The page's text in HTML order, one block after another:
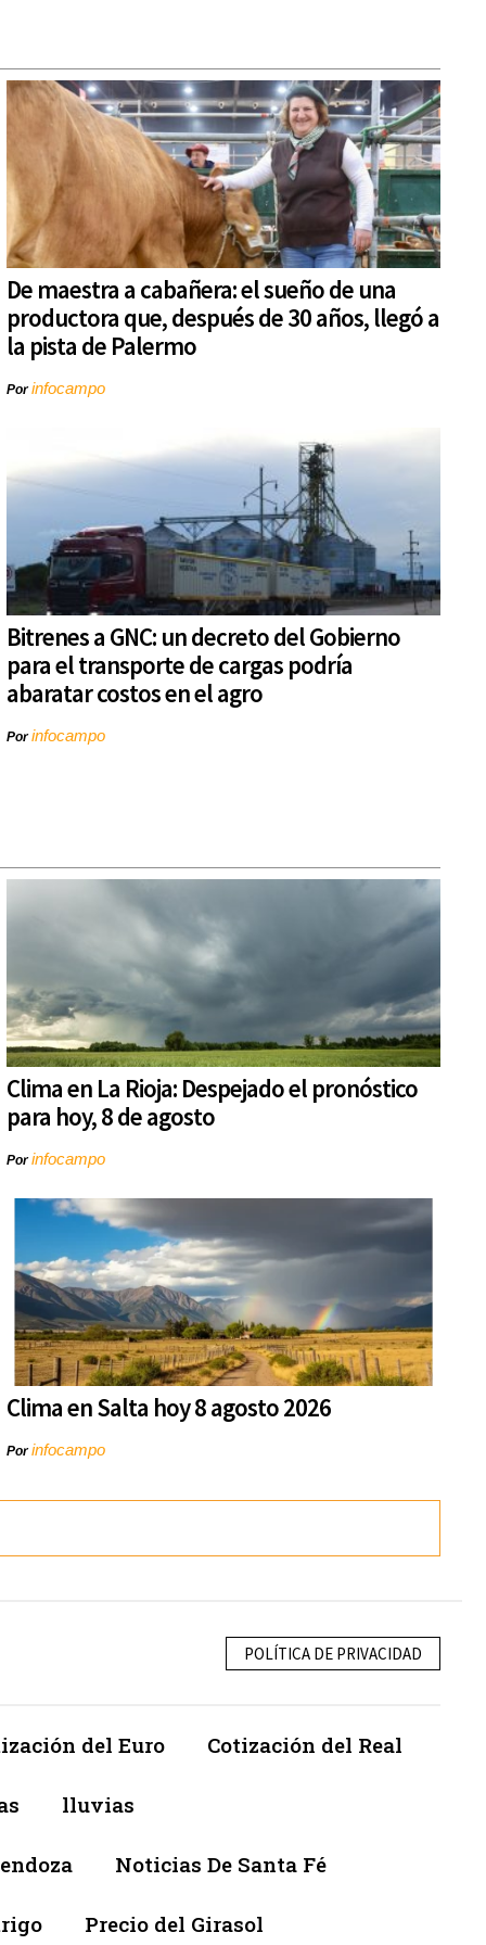
De maestra a cabañera: el sueño de una
productora que, después de 30 años, llegó a
la pista de Palermo
Porinfocampo
Bitrenes a GNC: un decreto del Gobierno
para el transporte de cargas podría
abaratar costos en el agro
Porinfocampo
Clima en La Rioja: Despejado el pronóstico
para hoy, 8 de agosto
Porinfocampo
Clima en Salta hoy 8 agosto 2026
Porinfocampo
POLÍTICA DE PRIVACIDAD
del Euro Cotización del Real
lluvias
Noticias De Santa Fé
Precio del Girasol